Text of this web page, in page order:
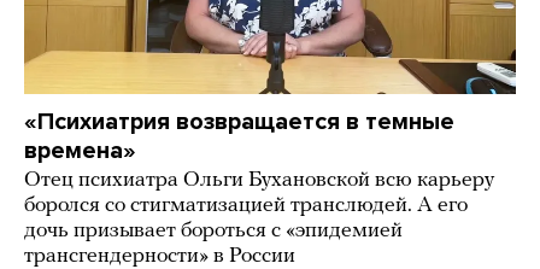
«Психиатрия возвращается в темные
времена»
Отец психиатра Ольги Бухановской всю карьеру
боролся со стигматизацией транслюдей. А его
дочь призывает бороться с «эпидемией
трансгендерности» в России